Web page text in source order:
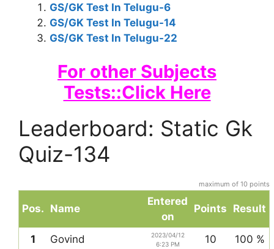
GS/GK Test In Telugu-6
GS/GK Test In Telugu-14
GS/GK Test In Telugu-22
For other Subjects
Tests::Click Here
Leaderboard: Static Gk
Quiz-134
maximum of 10 points
Pos. Name
Entered
on
Points Result
1 Govind
2023/04/12
6:23 PM
10
100 %